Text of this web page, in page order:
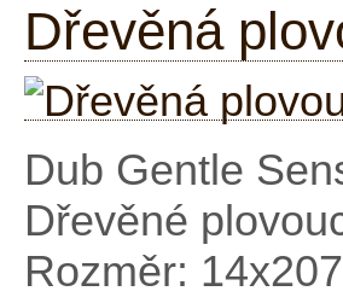
Dřevěná
Dub Gentle
Dřevěné
Rozměr: